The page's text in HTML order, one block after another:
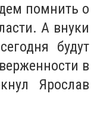
помнить о
А внуки
будут
в
Ярослав